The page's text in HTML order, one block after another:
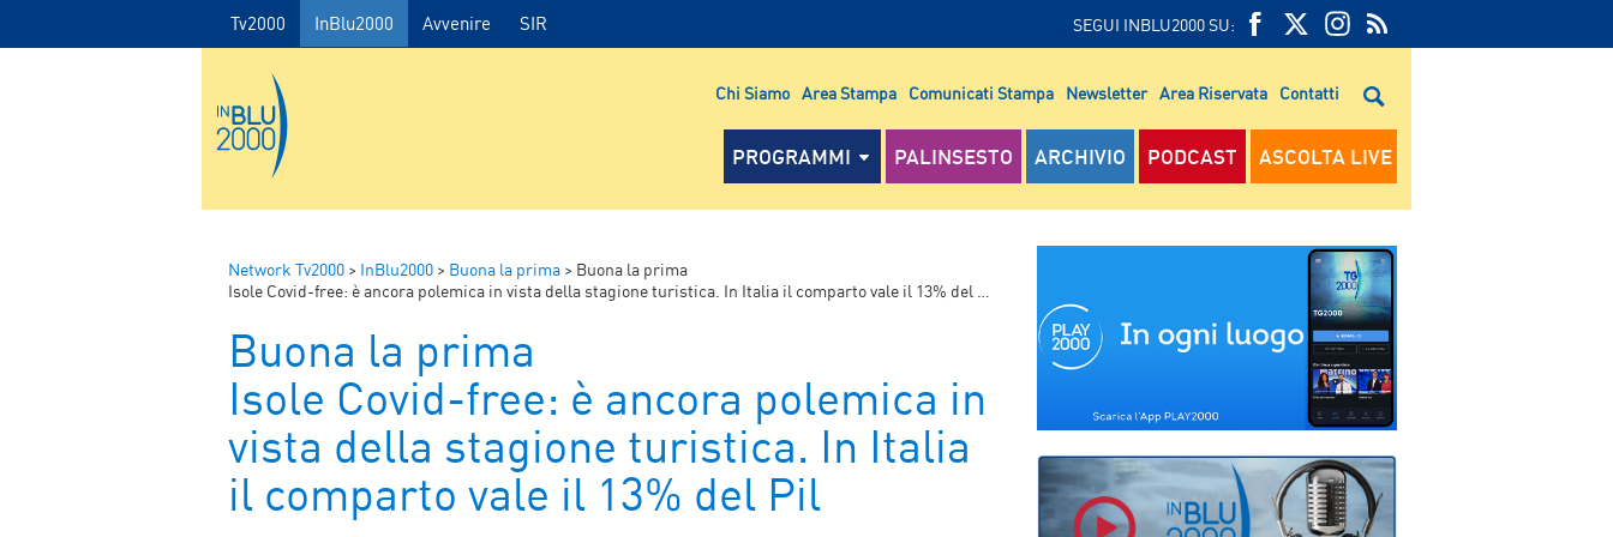
Tv2000 InBlu2000 Avvenire SIR SEGUI INBLU2000 SU:
FEED
RSS
RSS
Chi Siamo Area Stampa Comunicati Stampa Newsletter Area Riservata Contatti
PROGRAMMI PALINSESTO ARCHIVIO PODCAST ASCOLTA LIVE
Network Tv2000 > InBlu2000 > Buona la prima > Buona la prima
Isole Covid-free: è ancora polemica in vista della stagione turistica. In Italia il comparto vale il 13% del Pil
Buona la prima
Isole Covid-free: è ancora polemica in
vista della stagione turistica. In Italia
il comparto vale il 13% del Pil